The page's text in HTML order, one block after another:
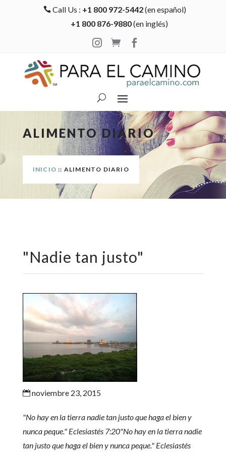
 Call Us : +1 800 972-5442(en español)
+1 800 876-9880(en inglés)

 
ALIMENTO DIARIO
INICIO :: ALIMENTO DIARIO
"Nadie tan justo"
noviembre 23, 2015
"No hay en la tierra nadie tan justo que haga el bien y
nunca peque." Eclesiastés 7:20"No hay en la tierra nadie
tan justo que haga el bien y nunca peque." Eclesiastés